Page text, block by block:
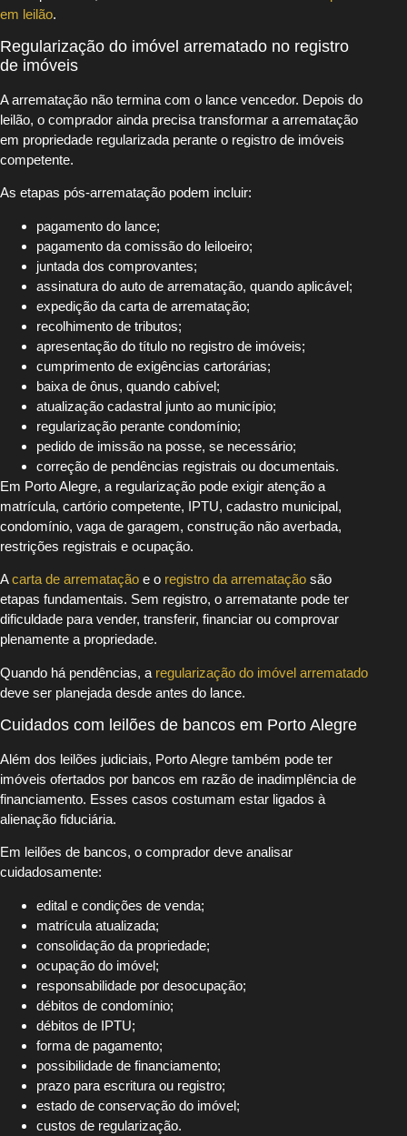
em leilão.
Regularização do imóvel arrematado no registro
de imóveis
A arrematação não termina com o lance vencedor. Depois do
leilão, o comprador ainda precisa transformar a arrematação
em propriedade regularizada perante o registro de imóveis
competente.
As etapas pós-arrematação podem incluir:
pagamento do lance;
pagamento da comissão do leiloeiro;
juntada dos comprovantes;
assinatura do auto de arrematação, quando aplicável;
expedição da carta de arrematação;
recolhimento de tributos;
apresentação do título no registro de imóveis;
cumprimento de exigências cartorárias;
baixa de ônus, quando cabível;
atualização cadastral junto ao município;
regularização perante condomínio;
pedido de imissão na posse, se necessário;
correção de pendências registrais ou documentais.
Em Porto Alegre, a regularização pode exigir atenção a
matrícula, cartório competente, IPTU, cadastro municipal,
condomínio, vaga de garagem, construção não averbada,
restrições registrais e ocupação.
Acarta de arrematação e o registro da arrematação são
etapas fundamentais. Sem registro, o arrematante pode ter
dificuldade para vender, transferir, financiar ou comprovar
plenamente a propriedade.
Quando há pendências, a regularização do imóvel arrematado
deve ser planejada desde antes do lance.
Cuidados com leilões de bancos em Porto Alegre
Além dos leilões judiciais, Porto Alegre também pode ter
imóveis ofertados por bancos em razão de inadimplência de
financiamento. Esses casos costumam estar ligados à
alienação fiduciária.
Em leilões de bancos, o comprador deve analisar
cuidadosamente:
edital e condições de venda;
matrícula atualizada;
consolidação da propriedade;
ocupação do imóvel;
responsabilidade por desocupação;
débitos de condomínio;
débitos de IPTU;
forma de pagamento;
possibilidade de financiamento;
prazo para escritura ou registro;
estado de conservação do imóvel;
custos de regularização.